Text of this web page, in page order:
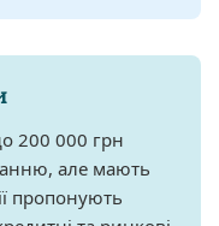
200 000 грн
але мають
пропонують